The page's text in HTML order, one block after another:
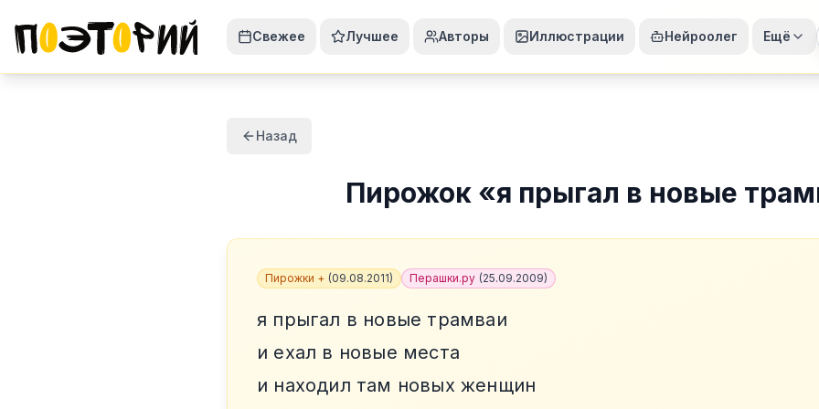
Свежее Лучшее Авторы Иллюстрации Нейроолег Ещё
Назад
Пирожок «я прыгал в новые
Пирожки + (09.08.2011) Перашки.ру (25.09.2009)
я прыгал в новые трамваи
и ехал в новые места
и находил там новых женщин